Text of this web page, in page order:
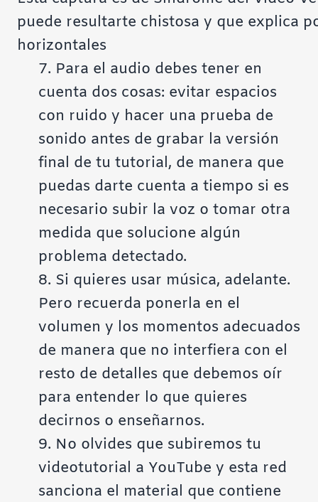
puede resultarte chistosa y que explica
horizontales
7. Para el audio debes tener en
cuenta dos cosas: evitar espacios
con ruido y hacer una prueba de
sonido antes de grabar la versión
final de tu tutorial, de manera que
puedas darte cuenta a tiempo si es
necesario subir la voz o tomar otra
medida que solucione algún
problema detectado.
8. Si quieres usar música, adelante.
Pero recuerda ponerla en el
volumen y los momentos adecuados
de manera que no interfiera con el
resto de detalles que debemos oír
para entender lo que quieres
decirnos o enseñarnos.
9. No olvides que subiremos tu
videotutorial a YouTube y esta red
sanciona el material que contiene